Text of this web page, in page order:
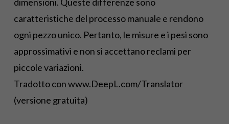
caratteristiche del processo manuale e rendono
ogni pezzo unico. Pertanto, le misure e i pesi sono
approssimativi e non si accettano reclami per
piccole variazioni.
Tradotto con www.DeepL.com/Translator
(versione gratuita)